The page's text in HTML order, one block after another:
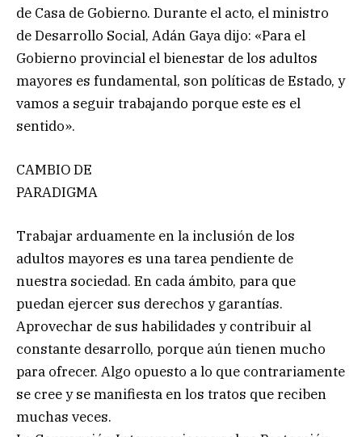
de Casa de Gobierno. Durante el acto, el ministro
de Desarrollo Social, Adán Gaya dijo: «Para el
Gobierno provincial el bienestar de los adultos
mayores es fundamental, son políticas de Estado, y
vamos a seguir trabajando porque este es el
sentido».
CAMBIO DE
PARADIGMA
Trabajar arduamente en la inclusión de los
adultos mayores es una tarea pendiente de
nuestra sociedad. En cada ámbito, para que
puedan ejercer sus derechos y garantías.
Aprovechar de sus habilidades y contribuir al
constante desarrollo, porque aún tienen mucho
para ofrecer. Algo opuesto a lo que contrariamente
se cree y se manifiesta en los tratos que reciben
muchas veces.